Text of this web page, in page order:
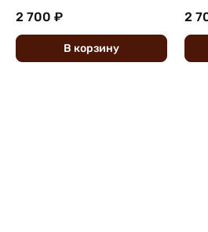
2 700 ₽
В корзину
2